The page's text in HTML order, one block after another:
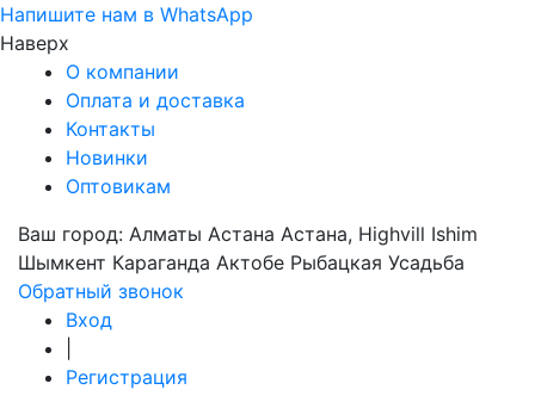
Напишите нам в WhatsApp
Наверх
О компании
Оплата и доставка
Контакты
Новинки
Оптовикам
Ваш город: Алматы Астана Астана, Highvill Ishim
Шымкент Караганда Актобе Рыбацкая Усадьба
Обратный звонок
Вход
Регистрация